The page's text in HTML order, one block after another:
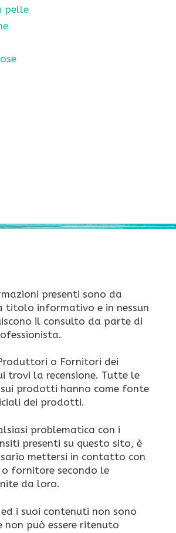
pelle
presenti sono da
titolo informativo e in nessun
il consulto da parte di
o Fornitori dei
trovi la recensione. Tutte le
prodotti hanno come fonte
dei prodotti.
problematica con i
presenti su questo sito, è
mettersi in contatto con
fornitore secondo le
da loro.
i suoi contenuti non sono
non può essere ritenuto